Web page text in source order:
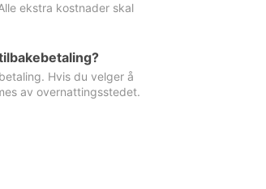
ekstra kostnader skal
Hvis du velger å
av overnattingsstedet.